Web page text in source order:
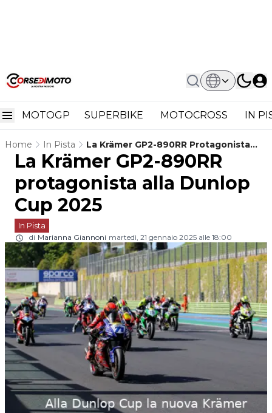
MOTOGP SUPERBIKE MOTOCROSS IN
Home In Pista
La Krämer GP2-890RR Protagonista
Alla Dunlop Cup 2025
La Krämer GP2-890RR
protagonista alla Dunlop
Cup 2025
In Pista
di Marianna Giannoni martedì, 21 gennaio 2025 alle 18:00